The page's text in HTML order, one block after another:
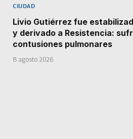
CIUDAD
Livio Gutiérrez fue
y derivado a Resistencia:
contusiones pulmonares
8 agosto 2026